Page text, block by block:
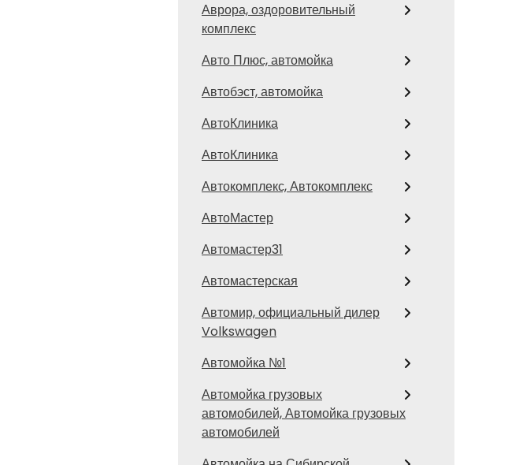
Аврора, оздоровительный
комплекс
Авто Плюс, автомойка
Автобэст, автомойка
АвтоКлиника
АвтоКлиника
Автокомплекс, Автокомплекс
АвтоМастер
Автомастер31
Автомастерская
Автомир, официальный дилер
Volkswagen
Автомойка №1
Автомойка грузовых
автомобилей, Автомойка грузовых
автомобилей